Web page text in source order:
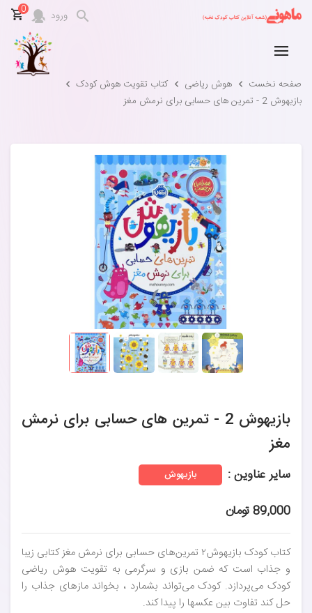
ورود 0
صفحه نخست هوش ریاضی
کتاب تقویت هوش کودک
بازیهوش 2 - تمرین‌ های حسابی برای نرمش مغز
بازیهوش 2 - تمرین‌ های حسابی برای نرمش
مغز
سایر عناوین : بازیهوش
89,000 تومان
کتاب کودک بازیهوش۲ تمرین‌های حسابی برای نرمش مغز کتابی زیبا
و جذاب است که ضمن بازی و سرگرمی به تقویت هوش ریاضی
کودک می‌پردازد. کودک می‌تواند بشمارد ، بخواند مازهای جذاب را
حل کند تفاوت بین عکسها را پیدا کند.